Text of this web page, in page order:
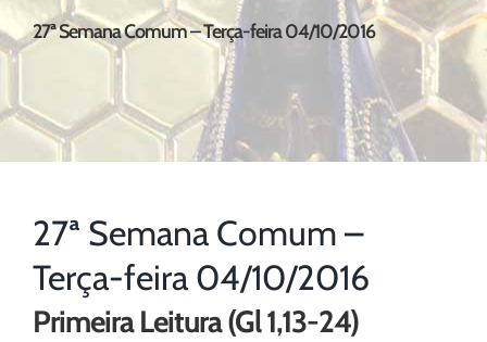
27ª Semana Comum – Terça-feira 04/10/2016
27ª Semana Comum –
Terça-feira 04/10/2016
Primeira Leitura (Gl 1,13-24)